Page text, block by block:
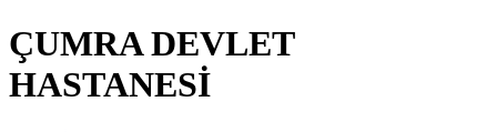
ÇUMRA DEVLET
HASTANESİ